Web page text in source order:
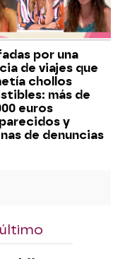
por una
de viajes que
chollos
más de
euros
y
de denuncias